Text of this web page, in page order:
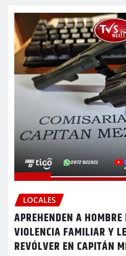
LOCALES
APREHENDEN A
VIOLENCIA FAMILIAR Y
REVÓLVER EN CAPITÁN